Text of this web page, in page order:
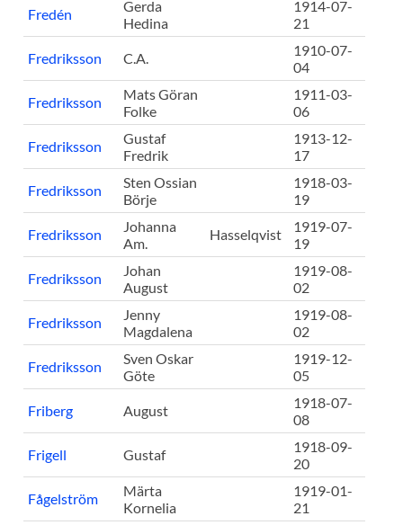
Fredén
Gerda
Hedina
1914-07-
21
Fredriksson C.A.
1910-07-
04
Fredriksson
Mats Göran
Folke
1911-03-
06
Fredriksson
Gustaf
Fredrik
1913-12-
17
Fredriksson
Sten Ossian
Börje
1918-03-
19
Fredriksson
Johanna
Am.
Hasselqvist
1919-07-
19
Fredriksson
Johan
August
1919-08-
02
Fredriksson
Jenny
Magdalena
1919-08-
02
Fredriksson
Sven Oskar
Göte
1919-12-
05
Friberg August
1918-07-
08
Frigell Gustaf
1918-09-
20
Fågelström
Märta
Kornelia
1919-01-
21